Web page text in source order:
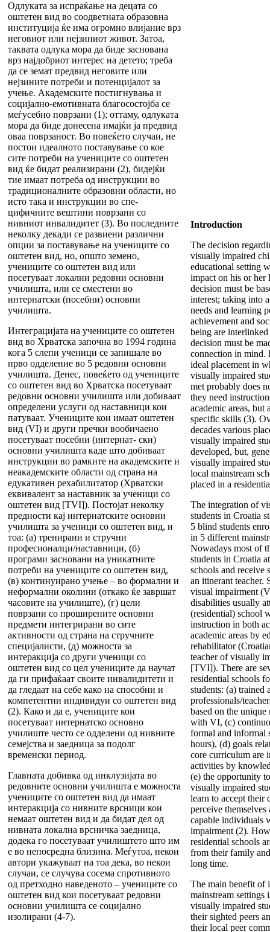
Одлуката за испраќање на децата со
оштетен вид во соодветната образовна
институција ќе има огромно влијание врз
неговиот или нејзиниот живот. Затоа,
таквата одлука мора да биде заснована
врз најдобриот интерес на детето; треба
да се земат предвид неговите или
нејзините потреби и потенцијалот за
учење. Академските постигнувања и
социјално-емотивната благосостојба се
меѓусебно поврзани (1); оттаму, одлуката
мора да биде донесена имајќи ја предвид
оваа поврзаност. Во повеќето случаи, не
постои идеалното поставување со кое
сите потреби на учениците со оштетен
вид ќе бидат реализирани (2), бидејќи
тие имаат потреба од инструкции во
традиционалните образовни области, но
исто така и инструкции во спе-
цифичните вештини поврзани со
нивниот инвалидитет (3). Во последните
неколку декади се развиени различни
опции за поставување на учениците со
оштетен вид, но, општо земено,
учениците со оштетен вид или
посетуваат локални редовни основни
училишта, или се сместени во
интернатски (посебни) основни
училишта.
Интеграцијата на учениците со оштетен
вид во Хрватска започна во 1994 година
кога 5 слепи ученици се запишале во
прво одделение во 5 редовни основни
училишта. Денес, повеќето од учениците
со оштетен вид во Хрватска посетуваат
редовни основни училишта или добиваат
определени услуги од наставници кои
патуваат. Учениците кои имаат оштетен
вид (VI) и други пречки вообичаено
посетуваат посебни (интернат- ски)
основни училишта каде што добиваат
инструкции во рамките на академските и
неакадемските области од страна на
едукативен рехабилитатор (Хрватски
еквивалент за наставник за ученици со
оштетен вид [TVI]). Постојат неколку
предности кај интернатските основни
училишта за ученици со оштетен вид, и
тоа: (а) тренирани и стручни
професионалци/наставници, (б)
програми засновани на уникатните
потреби на учениците со оштетен вид,
(в) континуирано учење – во формални и
неформални околини (откако ќе завршат
часовите на училиште), (г) цели
поврзани со проширените основни
предмети интегрирани во сите
активности од страна на стручните
специјалисти, (д) можноста за
интеракција со други ученици со
оштетен вид со цел учениците да научат
да ги прифаќаат своите инвалидитети и
да гледаат на себе како на способни и
компетентни индивидуи со оштетен вид
(2). Како и да е, учениците кои
посетуваат интернатско основно
училиште често се одделени од нивните
семејства и заедница за подолг
временски период.
Главната добивка од инклузијата во
редовните основни училишта е можноста
учениците со оштетен вид да имаат
интеракција со нивните врсници кои
немаат оштетен вид и да бидат дел од
нивната локална врсничка заедница,
додека го посетуваат училиштето што им
е во непосредна близина. Меѓутоа, некои
автори укажуваат на тоа дека, во некои
случаи, се случува сосема спротивното
од претходно наведеното – учениците со
оштетен вид кои посетуваат редовни
основни училишта се социјално
изолирани (4-7).
Introduction
The decision
visually impaired
educational setting
impact on his or her
decision must be
interest; taking into
needs and learning
achievement and
being are
decision must be
connection in mind.
ideal placement in
visually impaired
met probably does
they need
academic areas, but
specific skills (3).
decades various
visually impaired
developed, but,
visually impaired
local mainstream
placed in a
The integration of
students in Croatia
5 blind students
in 5 different
Nowadays most of
students in Croatia
schools and receive
an itinerant teacher.
visual impairment
disabilities usually
(residential) school
instruction in both
academic areas by
rehabilitator
teacher of visually
[TVI]). There are
residential schools
students: (a) trained
professionals/
based on the unique
with VI, (c)
formal and informal
hours), (d) goals
core curriculum are
activities by
(e) the opportunity
visually impaired
learn to accept their
perceive themselves
capable individuals
impairment (2).
residential schools
from their family
long time.
The main benefit of
mainstream
visually impaired
their sighted peers
their local peer